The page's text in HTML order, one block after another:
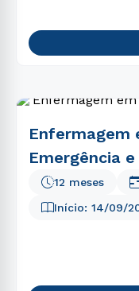
Enfermagem
Emergência
Início: 14/09/
12 meses